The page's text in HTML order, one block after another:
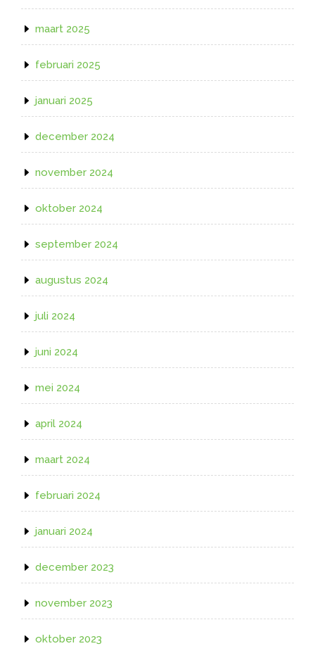
maart 2025
februari 2025
januari 2025
december 2024
november 2024
oktober 2024
september 2024
augustus 2024
juli 2024
juni 2024
mei 2024
april 2024
maart 2024
februari 2024
januari 2024
december 2023
november 2023
oktober 2023